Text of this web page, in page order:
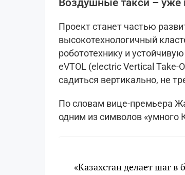
Воздушные такси – уже
Проект станет частью
высокотехнологичный
робототехнику и
eVTOL (electric Vertical Take-
садиться вертикально, не
По словам вице-премьера
одним из символов «умного
«Казахстан делает шаг